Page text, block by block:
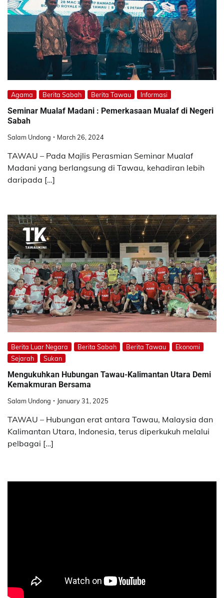
Agama Berita Sabah Berita Tawau Informasi
Seminar Mualaf Madani : Pemerkasaan Mualaf di Negeri
Sabah
Salam Undong March 26, 2024
TAWAU – Pada Majlis Perasmian Seminar Mualaf
Madani yang berlangsung di Tawau, kehadiran lebih
daripada […]
Berita Luar Negara Berita Sabah Berita Tawau
Ekonomi
Sejarah
Sukan
Mengukuhkan Hubungan Tawau-Kalimantan Utara Demi
Kemakmuran Bersama
Salam Undong January 31, 2025
TAWAU – Hubungan erat antara Tawau, Malaysia dan
Kalimantan Utara, Indonesia, terus diperkukuh melalui
pelbagai […]